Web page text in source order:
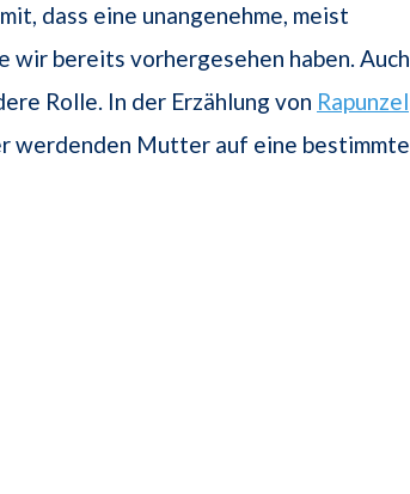
dass eine unangenehme, meist
bereits vorhergesehen haben. Auch
Rolle. In der Erzählung von Rapunzel
werdenden Mutter auf eine bestimmte